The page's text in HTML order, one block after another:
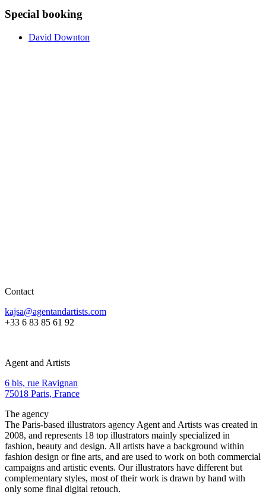
Special booking
David Downton
Contact
kajsa@agentandartists.com
+33 6 83 85 61 92
Agent and Artists
6 bis, rue Ravignan
75018 Paris, France
The agency
The Paris-based illustrators agency Agent and Artists was created in
2008, and represents 18 top illustrators mainly specialized in
fashion, beauty and design. All artists have a background within
fashion design or fine arts, and are used to work on both commercial
campaigns and artistic events. Our illustrators have different but
complementary styles, most of their work is drawn by hand with
only some final digital retouch.